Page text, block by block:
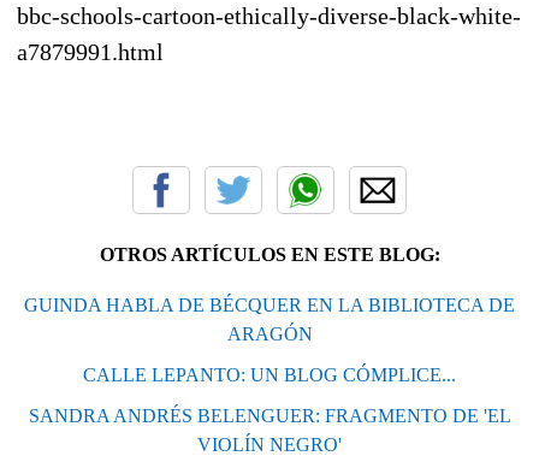
bbc-schools-cartoon-ethically-diverse-black-white-
a7879991.html
OTROS ARTÍCULOS EN ESTE BLOG:
GUINDA HABLA DE BÉCQUER EN LA BIBLIOTECA DE
ARAGÓN
CALLE LEPANTO: UN BLOG CÓMPLICE...
SANDRA ANDRÉS BELENGUER: FRAGMENTO DE 'EL
VIOLÍN NEGRO'